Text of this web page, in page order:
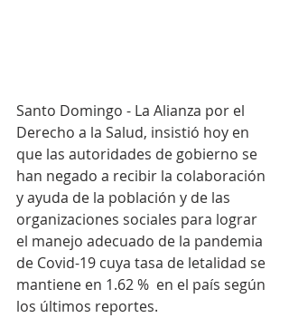
Santo Domingo - La Alianza por el
Derecho a la Salud, insistió hoy en
que las autoridades de gobierno se
han negado a recibir la colaboración
y ayuda de la población y de las
organizaciones sociales para lograr
el manejo adecuado de la pandemia
de Covid-19 cuya tasa de letalidad se
mantiene en 1.62 %  en el país según
los últimos reportes.